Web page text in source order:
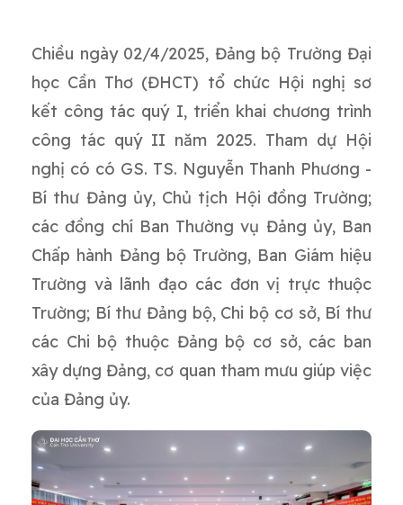
Chiều ngày 02/4/2025, Đảng bộ Trường Đại
học Cần Thơ (ĐHCT) tổ chức Hội nghị sơ
kết công tác quý I, triển khai chương trình
công tác quý II năm 2025. Tham dự Hội
nghị có có GS. TS. Nguyễn Thanh Phương -
Bí thư Đảng ủy, Chủ tịch Hội đồng Trường;
các đồng chí Ban Thường vụ Đảng ủy, Ban
Chấp hành Đảng bộ Trường, Ban Giám hiệu
Trường và lãnh đạo các đơn vị trực thuộc
Trường; Bí thư Đảng bộ, Chi bộ cơ sở, Bí thư
các Chi bộ thuộc Đảng bộ cơ sở, các ban
xây dựng Đảng, cơ quan tham mưu giúp việc
của Đảng ủy.